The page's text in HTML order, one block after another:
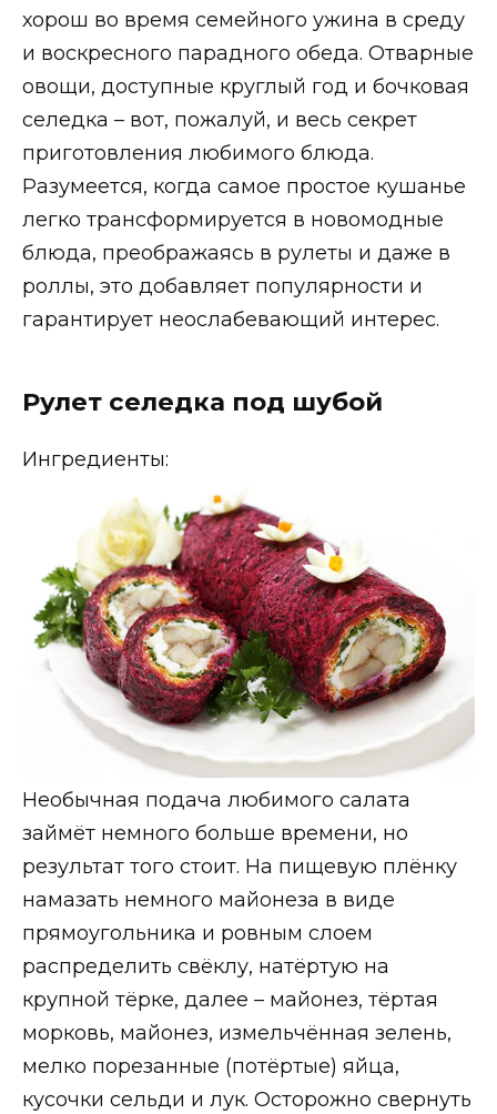
хорош во время семейного ужина в среду
и воскресного парадного обеда. Отварные
овощи, доступные круглый год и бочковая
селедка – вот, пожалуй, и весь секрет
приготовления любимого блюда.
Разумеется, когда самое простое кушанье
легко трансформируется в новомодные
блюда, преображаясь в рулеты и даже в
роллы, это добавляет популярности и
гарантирует неослабевающий интерес.
Рулет селедка под шубой
Ингредиенты:
Необычная подача любимого салата
займёт немного больше времени, но
результат того стоит. На пищевую плёнку
намазать немного майонеза в виде
прямоугольника и ровным слоем
распределить свёклу, натёртую на
крупной тёрке, далее – майонез, тёртая
морковь, майонез, измельчённая зелень,
мелко порезанные (потёртые) яйца,
кусочки сельди и лук. Осторожно свернуть